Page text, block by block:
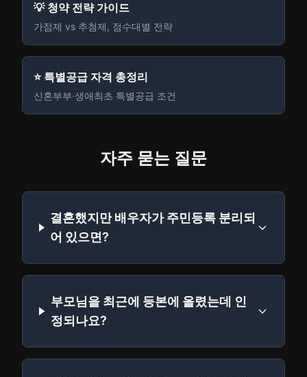
💡 청약 전략 가이드
가점제 vs 추첨제, 점수대별 전략
⭐ 특별공급 자격 총정리
신혼부부·생애최초 특별공급 조건
자주 묻는 질문
결혼했지만 배우자가 주민등록 분리되
어 있으면?
부모님을 최근에 등본에 올렸는데 인
정되나요?